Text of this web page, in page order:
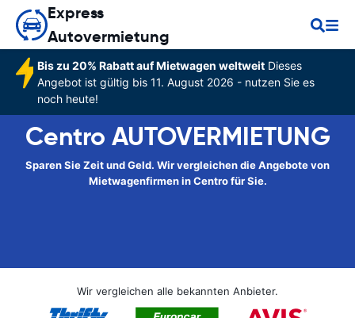
Express
Autovermietung
Bis zu 20% Rabatt auf Mietwagen weltweitDieses
Angebot ist gültig bis 11. August 2026 - nutzen Sie es
noch heute!
Centro AUTOVERMIETUNG
Sparen Sie Zeit und Geld. Wir vergleichen die Angebote von
Mietwagenfirmen in Centro für Sie.
Wir vergleichen alle bekannten Anbieter.